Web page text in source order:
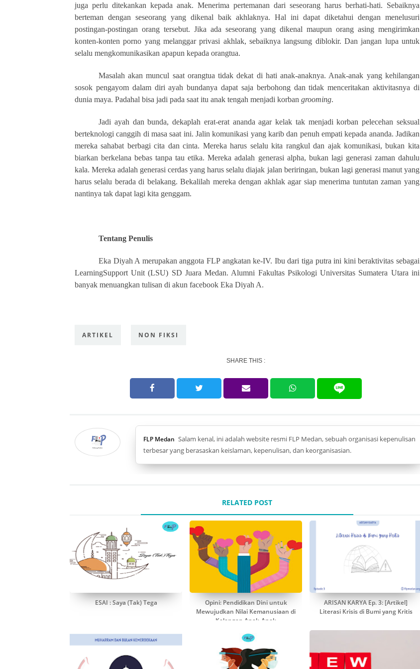
juga perlu ditekankan kepada anak. Menerima pertemanan dari seseorang harus berhati-hati. Sebaiknya
berteman dengan seseorang yang dikenal baik akhlaknya. Hal ini dapat diketahui dengan menelusuri
postingan-postingan orang tersebut. Jika ada seseorang yang dikenal maupun orang asing mengirimkan
konten-konten porno yang melanggar privasi akhlak, sebaiknya langsung diblokir. Dan jangan lupa untuk
selalu mengkomunikasikan apapun kepada orangtua.
Masalah akan muncul saat orangtua tidak dekat di hati anak-anaknya. Anak-anak yang kehilangan
sosok pengayom dalam diri ayah bundanya dapat saja berbohong dan tidak menceritakan aktivitasnya di
dunia maya. Padahal bisa jadi pada saat itu anak tengah menjadi korban grooming.
Jadi ayah dan bunda, dekaplah erat-erat ananda agar kelak tak menjadi korban pelecehan seksual
berteknologi canggih di masa saat ini. Jalin komunikasi yang karib dan penuh empati kepada ananda. Jadikan
mereka sahabat berbagi cita dan cinta. Mereka harus selalu kita rangkul dan ajak komunikasi, bukan kita
biarkan berkelana bebas tanpa tau etika. Mereka adalah generasi alpha, bukan lagi generasi zaman dahulu
kala. Mereka adalah generasi cerdas yang harus selalu diajak jalan beriringan, bukan lagi generasi manut yang
harus selalu berada di belakang. Bekalilah mereka dengan akhlak agar siap menerima tuntutan zaman yang
nantinya tak dapat lagi kita genggam.
Tentang Penulis
Eka Diyah A merupakan anggota FLP angkatan ke-IV. Ibu dari tiga putra ini kini beraktivitas sebagai
LearningSupport Unit (LSU) SD Juara Medan. Alumni Fakultas Psikologi Universitas Sumatera Utara ini
banyak menuangkan tulisan di akun facebook Eka Diyah A.
ARTIKEL NON FIKSI
SHARE THIS :
FLP Medan Salam kenal, ini adalah website resmi FLP Medan, sebuah organisasi kepenulisan
terbesar yang berasaskan keislaman, kepenulisan, dan keorganisasian.
RELATED POST
ESAI : Saya (Tak) Tega
Opini: Pendidikan Dini untuk
Mewujudkan Nilai Kemanusiaan di
Kalangan Anak-Anak
ARISAN KARYA Ep. 3: [Artikel]
Literasi Krisis di Bumi yang Kritis